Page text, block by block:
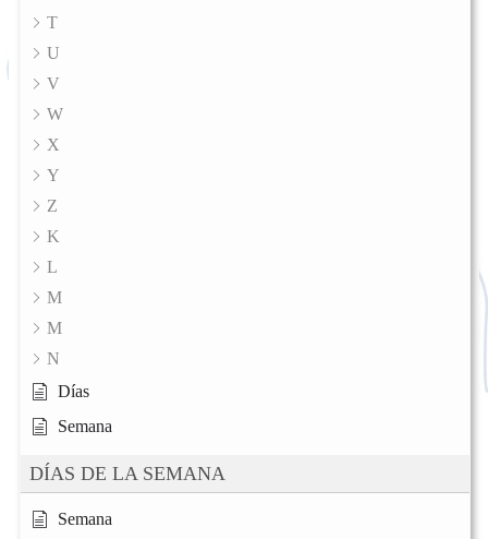
T
U
V
W
X
Y
Z
K
L
M
M
N
Días
Semana
DÍAS DE LA SEMANA
Semana